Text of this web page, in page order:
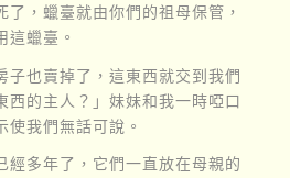
了，蠟臺就由你們的祖母保管，
這蠟臺。
子也賣掉了，這東西就交到我們
西的主人？」妹妹和我一時啞口
使我們無話可說。
經多年了，它們一直放在母親的